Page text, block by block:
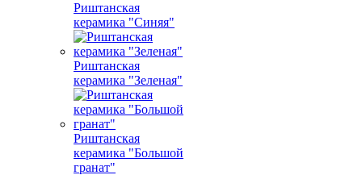
Риштанская
керамика "Синяя"
Риштанская
керамика "Зеленая"
Риштанская
керамика "Большой
гранат"